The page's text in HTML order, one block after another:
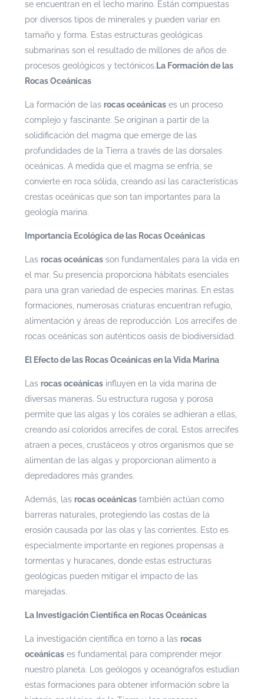
se encuentran en el lecho marino. Están compuestas
por diversos tipos de minerales y pueden variar en
tamaño y forma. Estas estructuras geológicas
submarinas son el resultado de millones de años de
procesos geológicos y tectónicos. La Formación de las
Rocas Oceánicas
La formación de las rocas oceánicases un proceso
complejo y fascinante. Se originan a partir de la
solidificación del magma que emerge de las
profundidades de la Tierra a través de las dorsales
oceánicas. A medida que el magma se enfría, se
convierte en roca sólida, creando así las características
crestas oceánicas que son tan importantes para la
geología marina.
Importancia Ecológica de las Rocas Oceánicas
Las rocas oceánicasson fundamentales para la vida en
el mar. Su presencia proporciona hábitats esenciales
para una gran variedad de especies marinas. En estas
formaciones, numerosas criaturas encuentran refugio,
alimentación y áreas de reproducción. Los arrecifes de
rocas oceánicas son auténticos oasis de biodiversidad.
El Efecto de las Rocas Oceánicas en la Vida Marina
Las rocas oceánicasinfluyen en la vida marina de
diversas maneras. Su estructura rugosa y porosa
permite que las algas y los corales se adhieran a ellas,
creando así coloridos arrecifes de coral. Estos arrecifes
atraen a peces, crustáceos y otros organismos que se
alimentan de las algas y proporcionan alimento a
depredadores más grandes.
Además, las rocas oceánicastambién actúan como
barreras naturales, protegiendo las costas de la
erosión causada por las olas y las corrientes. Esto es
especialmente importante en regiones propensas a
tormentas y huracanes, donde estas estructuras
geológicas pueden mitigar el impacto de las
marejadas.
La Investigación Científica en Rocas Oceánicas
La investigación científica en torno a las rocas
oceánicases fundamental para comprender mejor
nuestro planeta. Los geólogos y oceanógrafos estudian
estas formaciones para obtener información sobre la